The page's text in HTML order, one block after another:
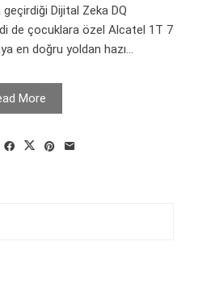
Dijital Zeka DQ
de çocuklara özel Alcatel 1T 7
en doğru yoldan hazı...
More